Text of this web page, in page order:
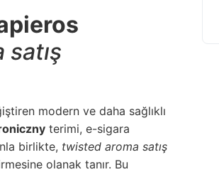
modern ve daha sağlıklı
terimi, e-sigara
birlikte, twisted aroma satış
olanak tanır. Bu